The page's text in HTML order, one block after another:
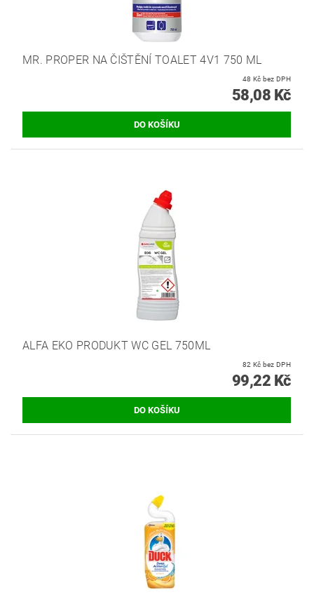
MR. PROPER NA ČIŠTĚNÍ TOALET 4V1 750 ML
48 Kč bez DPH
58,08 Kč
ALFA EKO PRODUKT WC GEL 750ML
82 Kč bez DPH
99,22 Kč